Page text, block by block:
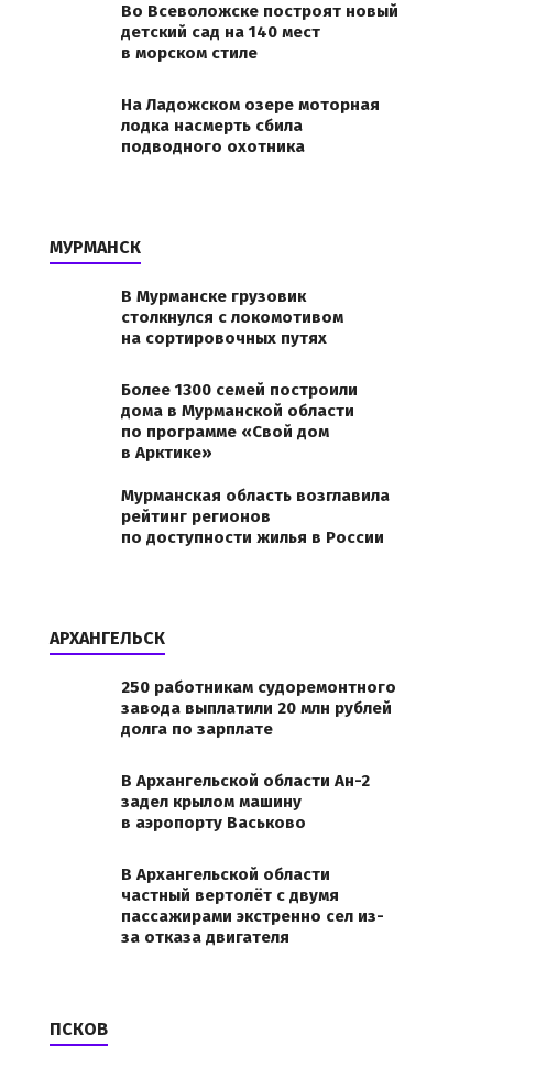
Во Всеволожске построят новый
детский сад на 140 мест
в морском стиле
На Ладожском озере моторная
лодка насмерть сбила
подводного охотника
МУРМАНСК
В Мурманске грузовик
столкнулся с локомотивом
на сортировочных путях
Более 1300 семей построили
дома в Мурманской области
по программе «Свой дом
в Арктике»
Мурманская область возглавила
рейтинг регионов
по доступности жилья в России
АРХАНГЕЛЬСК
250 работникам судоремонтного
завода выплатили 20 млн рублей
долга по зарплате
В Архангельской области Ан-2
задел крылом машину
в аэропорту Васьково
В Архангельской области
частный вертолёт с двумя
пассажирами экстренно сел из-
за отказа двигателя
ПСКОВ